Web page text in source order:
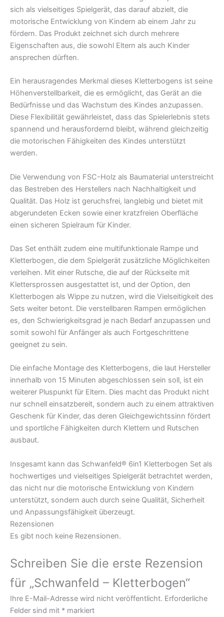
sich als vielseitiges Spielgerät, das darauf abzielt, die
motorische Entwicklung von Kindern ab einem Jahr zu
fördern. Das Produkt zeichnet sich durch mehrere
Eigenschaften aus, die sowohl Eltern als auch Kinder
ansprechen dürften.
Ein herausragendes Merkmal dieses Kletterbogens ist seine
Höhenverstellbarkeit, die es ermöglicht, das Gerät an die
Bedürfnisse und das Wachstum des Kindes anzupassen.
Diese Flexibilität gewährleistet, dass das Spielerlebnis stets
spannend und herausfordernd bleibt, während gleichzeitig
die motorischen Fähigkeiten des Kindes unterstützt
werden.
Die Verwendung von FSC-Holz als Baumaterial unterstreicht
das Bestreben des Herstellers nach Nachhaltigkeit und
Qualität. Das Holz ist geruchsfrei, langlebig und bietet mit
abgerundeten Ecken sowie einer kratzfreien Oberfläche
einen sicheren Spielraum für Kinder.
Das Set enthält zudem eine multifunktionale Rampe und
Kletterbogen, die dem Spielgerät zusätzliche Möglichkeiten
verleihen. Mit einer Rutsche, die auf der Rückseite mit
Klettersprossen ausgestattet ist, und der Option, den
Kletterbogen als Wippe zu nutzen, wird die Vielseitigkeit des
Sets weiter betont. Die verstellbaren Rampen ermöglichen
es, den Schwierigkeitsgrad je nach Bedarf anzupassen und
somit sowohl für Anfänger als auch Fortgeschrittene
geeignet zu sein.
Die einfache Montage des Kletterbogens, die laut Hersteller
innerhalb von 15 Minuten abgeschlossen sein soll, ist ein
weiterer Pluspunkt für Eltern. Dies macht das Produkt nicht
nur schnell einsatzbereit, sondern auch zu einem attraktiven
Geschenk für Kinder, das deren Gleichgewichtssinn fördert
und sportliche Fähigkeiten durch Klettern und Rutschen
ausbaut.
Insgesamt kann das Schwanfeld® 6in1 Kletterbogen Set als
hochwertiges und vielseitiges Spielgerät betrachtet werden,
das nicht nur die motorische Entwicklung von Kindern
unterstützt, sondern auch durch seine Qualität, Sicherheit
und Anpassungsfähigkeit überzeugt.
Rezensionen
Es gibt noch keine Rezensionen.
Schreiben Sie die erste Rezension
für „Schwanfeld – Kletterbogen“
Ihre E-Mail-Adresse wird nicht veröffentlicht. Erforderliche
Felder sind mit * markiert